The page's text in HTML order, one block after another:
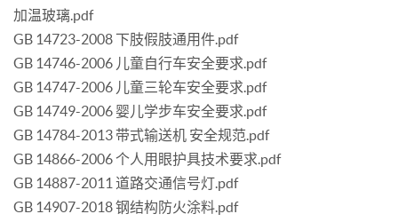
加温玻璃.pdf
GB 14723-2008 下肢假肢通用件.pdf
GB 14746-2006 儿童自行车安全要求.pdf
GB 14747-2006 儿童三轮车安全要求.pdf
GB 14749-2006 婴儿学步车安全要求.pdf
GB 14784-2013 带式输送机 安全规范.pdf
GB 14866-2006 个人用眼护具技术要求.pdf
GB 14887-2011 道路交通信号灯.pdf
GB 14907-2018 钢结构防火涂料.pdf